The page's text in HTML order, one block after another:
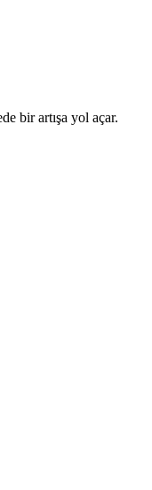
bir artışa yol açar.